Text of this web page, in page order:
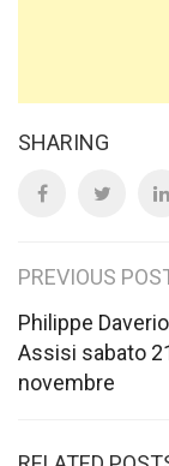
SHARING
Post
PREVIOUS
Philippe
Assisi sabato
novembre